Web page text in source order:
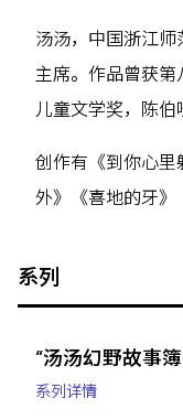
汤汤，中国浙江
主席。作品曾获
儿童文学奖，陈伯
创作有《到你心
外》《喜地的牙》
系列
“汤汤幻野故事
系列详情